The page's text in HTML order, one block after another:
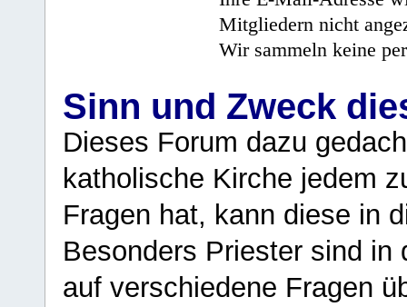
Mitgliedern nicht
Wir sammeln keine
Sinn und Zweck
Dieses Forum dazu
katholische Kirche jedem
Fragen hat, kann diese in
Besonders Priester sind in
auf verschiedene Fragen